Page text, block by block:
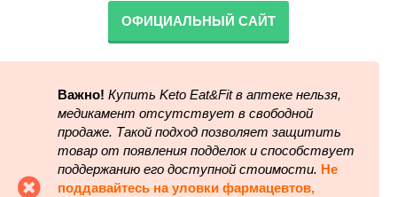
ОФИЦИАЛЬНЫЙ САЙТ
Важно! Купить Keto Eat&Fit в аптеке нельзя,
медикамент отсутствует в свободной
продаже. Такой подход позволяет защитить
товар от появления подделок и способствует
поддержанию его доступной стоимости. Не
поддавайтесь на уловки фармацевтов,